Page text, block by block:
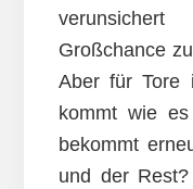
Großchance
Aber für Tore
kommt wie
bekommt
und der